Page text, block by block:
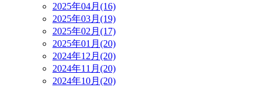
2025年04月(16)
2025年03月(19)
2025年02月(17)
2025年01月(20)
2024年12月(20)
2024年11月(20)
2024年10月(20)